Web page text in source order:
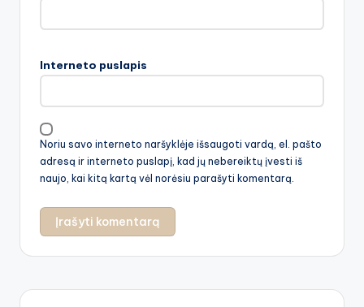
Interneto puslapis
Noriu savo interneto naršyklėje išsaugoti vardą, el. pašto
adresą ir interneto puslapį, kad jų nebereiktų įvesti iš
naujo, kai kitą kartą vėl norėsiu parašyti komentarą.